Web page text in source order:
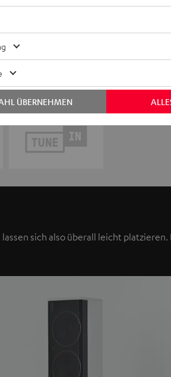
sich also überall leicht platzieren.
ÜBERNEHMEN